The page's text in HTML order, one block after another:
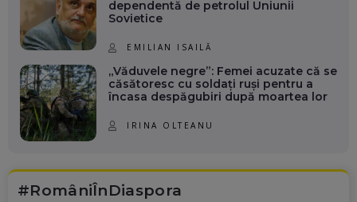
dependentă de petrolul Uniunii
Sovietice
EMILIAN ISAILĂ
„Văduvele negre”: Femei acuzate că se
căsătoresc cu soldați ruși pentru a
încasa despăgubiri după moartea lor
IRINA OLTEANU
#RomâniÎnDiaspora